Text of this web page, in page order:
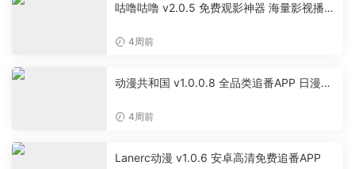
咕噜咕噜 v2.0.5 免费观影神器 海量影视播放
4周前
动漫共和国 v1.0.0.8 全品类追番APP 日漫国
4周前
Lanerc动漫 v1.0.6 安卓高清免费追番APP